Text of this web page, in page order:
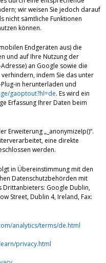
wir weisen Sie jedoch darauf
nicht sämtliche Funktionen
können.
Endgeräten aus) die
und auf Ihre Nutzung der
an Google sowie die
indem Sie das unter
in herunterladen und
gaoptout?hl=de. Es wird ein
Erfassung Ihrer Daten beim
Erweiterung „_anonymizeIp()“.
eine direkte
werden.
in Übereinstimmung mit den
Datenschutzbehörden mit
Drittanbieters: Google Dublin,
Street, Dublin 4, Ireland, Fax:
analytics/terms/de.html
privacy.html